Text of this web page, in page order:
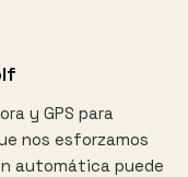
y GPS para
nos esforzamos
automática puede